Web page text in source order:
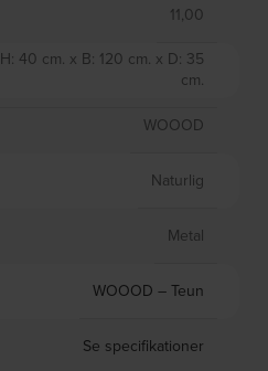
11,00
H: 40 cm. x B: 120 cm. x D: 35
cm.
WOOOD
Naturlig
Metal
WOOOD – Teun
Se specifikationer